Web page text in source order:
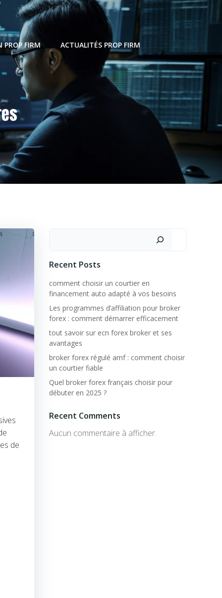
PROP FIRM ACTUALITÉS PROP FIRM
de
Recent Posts
comment choisir un courtier en
financement auto adapté à vos besoins
Les programmes d’affiliation pour broker
forex : comment démarrer efficacement
tout savoir sur ecn forex broker et ses
avantages
broker forex régulé amf : comment choisir
un courtier fiable
Quel broker forex français choisir pour
débuter en 2025 ?
Recent Comments
Aucun commentaire à afficher.